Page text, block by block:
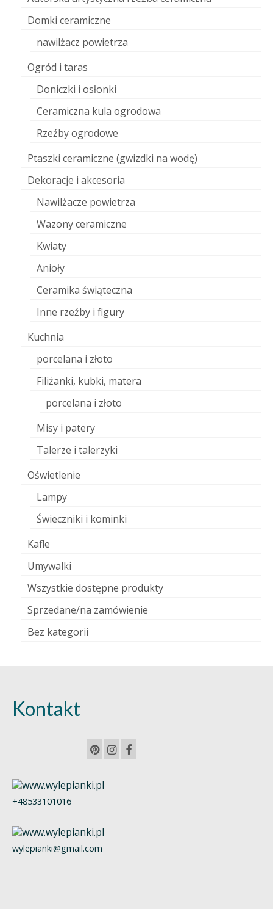
Domki ceramiczne
nawilżacz powietrza
Ogród i taras
Doniczki i osłonki
Ceramiczna kula ogrodowa
Rzeźby ogrodowe
Ptaszki ceramiczne (gwizdki na wodę)
Dekoracje i akcesoria
Nawilżacze powietrza
Wazony ceramiczne
Kwiaty
Anioły
Ceramika świąteczna
Inne rzeźby i figury
Kuchnia
porcelana i złoto
Filiżanki, kubki, matera
porcelana i złoto
Misy i patery
Talerze i talerzyki
Oświetlenie
Lampy
Świeczniki i kominki
Kafle
Umywalki
Wszystkie dostępne produkty
Sprzedane/na zamówienie
Bez kategorii
Kontakt
+48533101016
wylepianki@gmail.com